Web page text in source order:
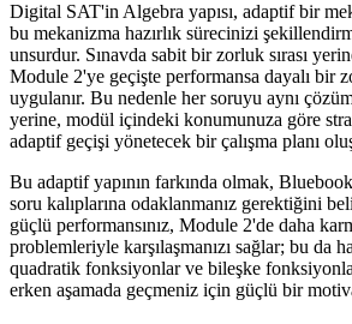
Digital SAT'in Algebra yapısı, adaptif bir
bu mekanizma hazırlık sürecinizi
unsurdur. Sınavda sabit bir zorluk sırası
Module 2'ye geçişte performansa dayalı bir
uygulanır. Bu nedenle her soruyu aynı
yerine, modül içindeki konumunuza göre
adaptif geçişi yönetecek bir çalışma planı
Bu adaptif yapının farkında olmak,
soru kalıplarına odaklanmanız gerektiğini
güçlü performansınız, Module 2'de daha
problemleriyle karşılaşmanızı sağlar; bu da
quadratik fonksiyonlar ve bileşke
erken aşamada geçmeniz için güçlü bir